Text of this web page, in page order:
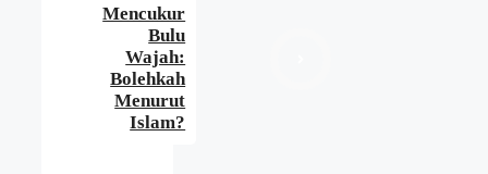
Mencukur
Bulu
Wajah:
Bolehkah
Menurut
Islam?